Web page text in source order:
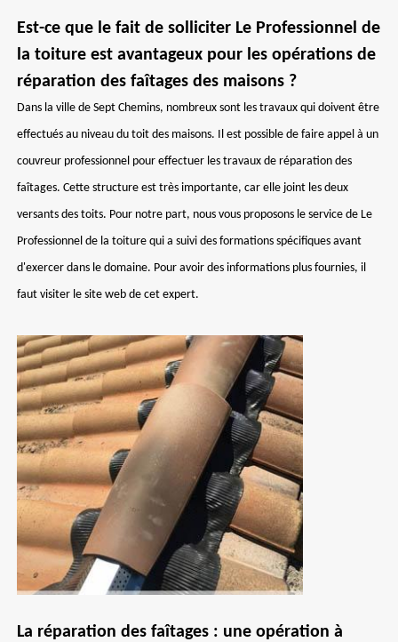
Est-ce que le fait de solliciter Le Professionnel de
la toiture est avantageux pour les opérations de
réparation des faîtages des maisons ?
Dans la ville de Sept Chemins, nombreux sont les travaux qui doivent être
effectués au niveau du toit des maisons. Il est possible de faire appel à un
couvreur professionnel pour effectuer les travaux de réparation des
faîtages. Cette structure est très importante, car elle joint les deux
versants des toits. Pour notre part, nous vous proposons le service de Le
Professionnel de la toiture qui a suivi des formations spécifiques avant
d'exercer dans le domaine. Pour avoir des informations plus fournies, il
faut visiter le site web de cet expert.
La réparation des faîtages : une opération à